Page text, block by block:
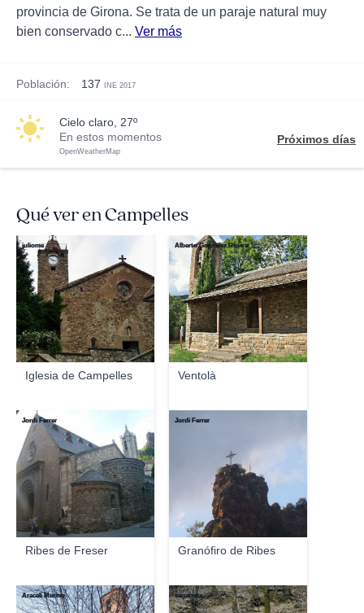
provincia de Girona. Se trata de un paraje natural muy
bien conservado c... Ver más
Población: 137 INE 2017
cielo claro, 27º
En estos momentos
OpenWeatherMap
Próximos días
Qué ver en Campelles
Iglesia de Campelles
juliome
Ventolà
Alberto Gonzalez Rovira
Ribes de Freser
Jordi Ferrer
Granófiro de Ribes
Jordi Ferrer
Araceli Merino segarreta